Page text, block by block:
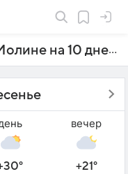
Прогноз погоды в Ла-Молине на 10 дней
вечер
+21°